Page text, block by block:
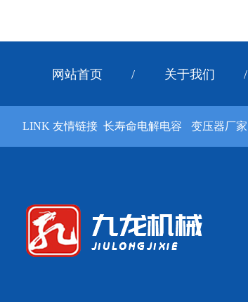
网站首页 / 关于我们 /
LINK 友情链接 长寿命电解电容 变压器厂家